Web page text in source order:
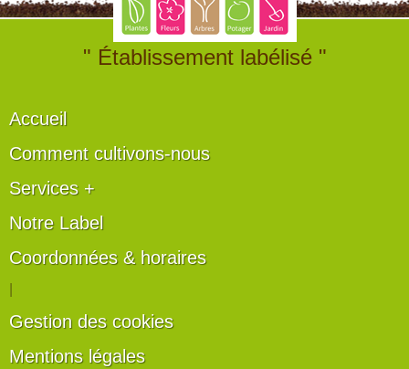
" Établissement labélisé "
Accueil
Comment cultivons-nous
Services +
Notre Label
Coordonnées & horaires
Gestion des cookies
Mentions légales